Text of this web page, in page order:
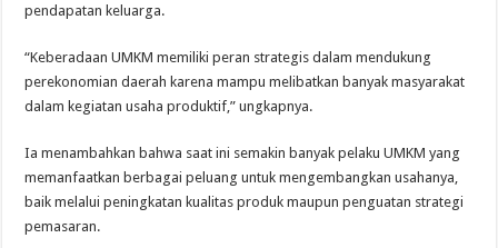
pendapatan keluarga.
“Keberadaan UMKM memiliki peran strategis dalam mendukung
perekonomian daerah karena mampu melibatkan banyak masyarakat
dalam kegiatan usaha produktif,” ungkapnya.
Ia menambahkan bahwa saat ini semakin banyak pelaku UMKM yang
memanfaatkan berbagai peluang untuk mengembangkan usahanya,
baik melalui peningkatan kualitas produk maupun penguatan strategi
pemasaran.